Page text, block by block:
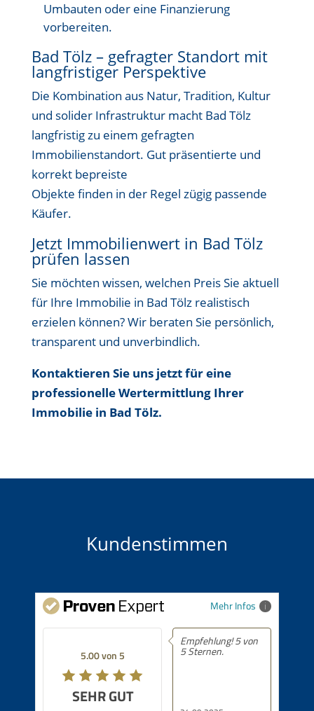
Umbauten oder eine Finanzierung
vorbereiten.
Bad Tölz – gefragter Standort mit
langfristiger Perspektive
Die Kombination aus Natur, Tradition, Kultur
und solider Infrastruktur macht Bad Tölz
langfristig zu einem gefragten
Immobilienstandort. Gut präsentierte und
korrekt bepreiste
Objekte finden in der Regel zügig passende
Käufer.
Jetzt Immobilienwert in Bad Tölz
prüfen lassen
Sie möchten wissen, welchen Preis Sie aktuell
für Ihre Immobilie in Bad Tölz realistisch
erzielen können? Wir beraten Sie persönlich,
transparent und unverbindlich.
Kontaktieren Sie uns jetzt für eine
professionelle Wertermittlung Ihrer
Immobilie in Bad Tölz.
Kundenstimmen
Mehr Infos
5.00 von 5
SEHR GUT
Empfehlung! 5 von
5 Sternen.